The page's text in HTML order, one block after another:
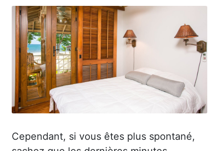
Cependant, si vous êtes plus spontané,